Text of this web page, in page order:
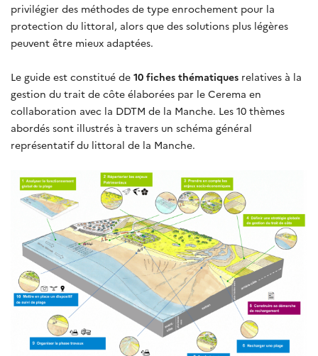
privilégier des méthodes de type enrochement pour la
protection du littoral, alors que des solutions plus légères
peuvent être mieux adaptées.
Le guide est constitué de 10 fiches thématiques relatives à la
gestion du trait de côte élaborées par le Cerema en
collaboration avec la DDTM de la Manche. Les 10 thèmes
abordés sont illustrés à travers un schéma général
représentatif du littoral de la Manche.